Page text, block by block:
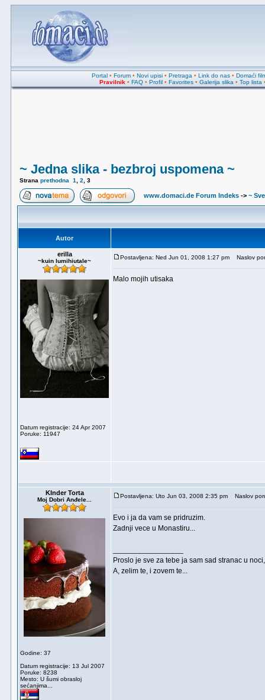
Portal• Forum• Novi upisi• Pretraga • Link do nas• Domaći
Pravilnik • FAQ • Profil • Favorites • Galerija slika • Top lista
~ Jedna slika - bezbroj uspomena ~
Strana prethodna 1 2 3
www.domaci.de Forum Indeks -> ~
Autor
erilla
~kuin lumihiutale~
Datum registracije: 24 Apr 2007
Poruke: 11947
Postavljena: Ned Jun 01, 2008 1:27 pm Naslov
Malo mojih utisaka
KInder Torta
Moj Dobri Anđele...
Godine: 37
Datum registracije: 13 Jul 2007
Poruke: 8238
Mesto: U šumi obrasloj
sećanjima...
Postavljena: Uto Jun 03, 2008 2:35 pm Naslov
Evo i ja da vam se pridruzim.
Zadnji vece u Monastiru...
Proslo je sve za tebe ja sam sad stranac u noci,
A, zelim te, i zovem te...